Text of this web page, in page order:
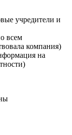
учредители и
всем
компания)
на